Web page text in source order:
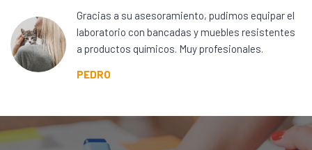
Gracias a su asesoramiento, pudimos equipar el
laboratorio con bancadas y muebles resistentes
a productos químicos. Muy profesionales.
PEDRO